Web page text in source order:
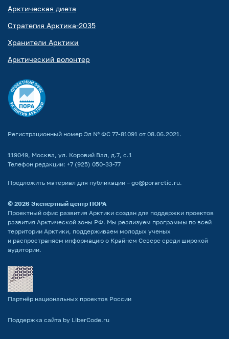
Арктическая диета
Стратегия Арктика-2035
Хранители Арктики
Арктический волонтер
Регистрационный номер Эл № ФС 77-81091 от 08.06.2021.
119049, Москва, ул. Коровий Вал, д.7, с.1
Телефон редакции: +7 (925) 050-33-77
Предложить материал для публикации – go@porarctic.ru.
© 2026 Экспертный центр ПОРА
Проектный офис развития Арктики создан для поддержки проектов
развития Арктической зоны РФ. Мы реализуем программы по всей
территории Арктики, поддерживаем молодых ученых
и распространяем информацию о Крайнем Севере среди широкой
аудитории.
Партнёр национальных проектов России
Поддержка сайта by LiberCode.ru